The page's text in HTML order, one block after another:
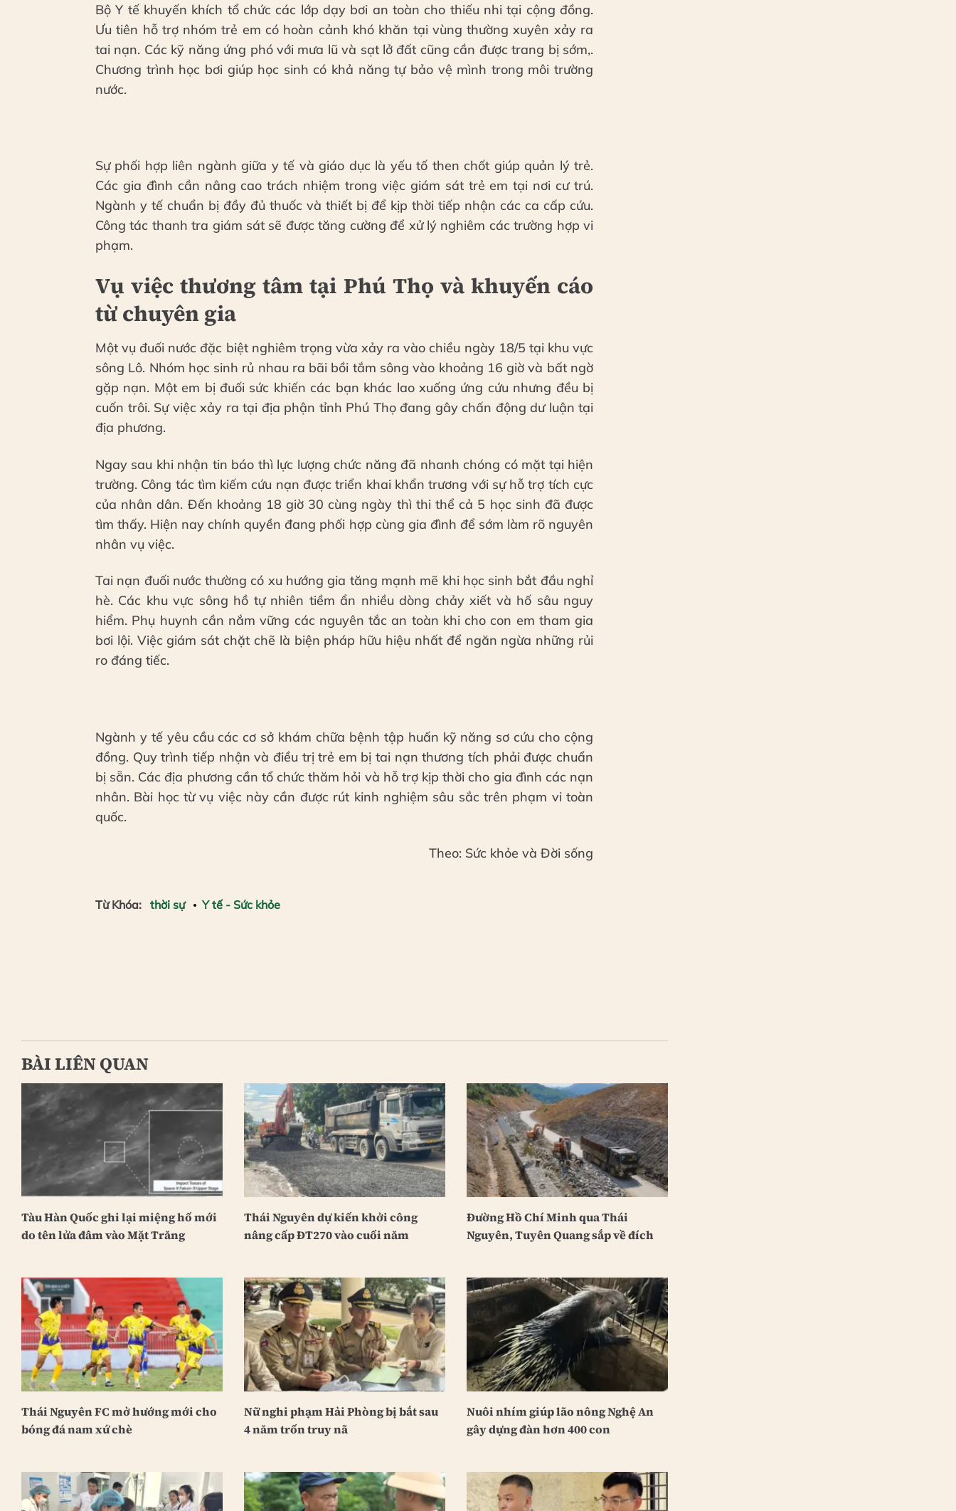
Bộ Y tế khuyến khích tổ chức các lớp dạy bơi an toàn cho thiếu nhi tại cộng đồng.
Ưu tiên hỗ trợ nhóm trẻ em có hoàn cảnh khó khăn tại vùng thường xuyên xảy ra
tai nạn. Các kỹ năng ứng phó với mưa lũ và sạt lở đất cũng cần được trang bị sớm,.
Chương trình học bơi giúp học sinh có khả năng tự bảo vệ mình trong môi trường
nước.
Sự phối hợp liên ngành giữa y tế và giáo dục là yếu tố then chốt giúp quản lý trẻ.
Các gia đình cần nâng cao trách nhiệm trong việc giám sát trẻ em tại nơi cư trú.
Ngành y tế chuẩn bị đầy đủ thuốc và thiết bị để kịp thời tiếp nhận các ca cấp cứu.
Công tác thanh tra giám sát sẽ được tăng cường để xử lý nghiêm các trường hợp vi
phạm.
Vụ việc thương tâm tại Phú Thọ và khuyến cáo
từ chuyên gia
Một vụ đuối nước đặc biệt nghiêm trọng vừa xảy ra vào chiều ngày 18/5 tại khu vực
sông Lô. Nhóm học sinh rủ nhau ra bãi bồi tắm sông vào khoảng 16 giờ và bất ngờ
gặp nạn. Một em bị đuối sức khiến các bạn khác lao xuống ứng cứu nhưng đều bị
cuốn trôi. Sự việc xảy ra tại địa phận tỉnh Phú Thọ đang gây chấn động dư luận tại
địa phương.
Ngay sau khi nhận tin báo thì lực lượng chức năng đã nhanh chóng có mặt tại hiện
trường. Công tác tìm kiếm cứu nạn được triển khai khẩn trương với sự hỗ trợ tích cực
của nhân dân. Đến khoảng 18 giờ 30 cùng ngày thì thi thể cả 5 học sinh đã được
tìm thấy. Hiện nay chính quyền đang phối hợp cùng gia đình để sớm làm rõ nguyên
nhân vụ việc.
Tai nạn đuối nước thường có xu hướng gia tăng mạnh mẽ khi học sinh bắt đầu nghỉ
hè. Các khu vực sông hồ tự nhiên tiềm ẩn nhiều dòng chảy xiết và hố sâu nguy
hiểm. Phụ huynh cần nắm vững các nguyên tắc an toàn khi cho con em tham gia
bơi lội. Việc giám sát chặt chẽ là biện pháp hữu hiệu nhất để ngăn ngừa những rủi
ro đáng tiếc.
Ngành y tế yêu cầu các cơ sở khám chữa bệnh tập huấn kỹ năng sơ cứu cho cộng
đồng. Quy trình tiếp nhận và điều trị trẻ em bị tai nạn thương tích phải được chuẩn
bị sẵn. Các địa phương cần tổ chức thăm hỏi và hỗ trợ kịp thời cho gia đình các nạn
nhân. Bài học từ vụ việc này cần được rút kinh nghiệm sâu sắc trên phạm vi toàn
quốc.
Theo: Sức khỏe và Đời sống
Từ Khóa: thời sự Y tế - Sức khỏe
BÀI LIÊN QUAN
Tàu Hàn Quốc ghi lại miệng hố mới
do tên lửa đâm vào Mặt Trăng
Thái Nguyên dự kiến khởi công
nâng cấp ĐT270 vào cuối năm
Đường Hồ Chí Minh qua Thái
Nguyên, Tuyên Quang sắp về đích
Thái Nguyên FC mở hướng mới cho
bóng đá nam xứ chè
Nữ nghi phạm Hải Phòng bị bắt sau
4 năm trốn truy nã
Nuôi nhím giúp lão nông Nghệ An
gây dựng đàn hơn 400 con